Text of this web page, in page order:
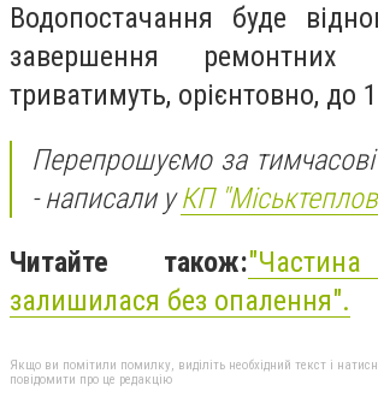
Водопостачання буде
завершення
триватимуть, орієнтовно, до
Перепрошуємо за тимчасові
- написали уКП
Читайте також:
залишилася без опалення".
Якщо ви помітили помилку, виділіть необхідний текст і
повідомити про це редакцію